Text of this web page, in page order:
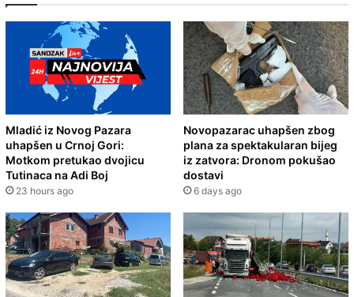
Mladić iz Novog Pazara
uhapšen u Crnoj Gori:
Motkom pretukao dvojicu
Tutinaca na Adi Boj
23 hours ago
Novopazarac uhapšen zbog
plana za spektakularan bijeg
iz zatvora: Dronom pokušao
dostavi
6 days ago